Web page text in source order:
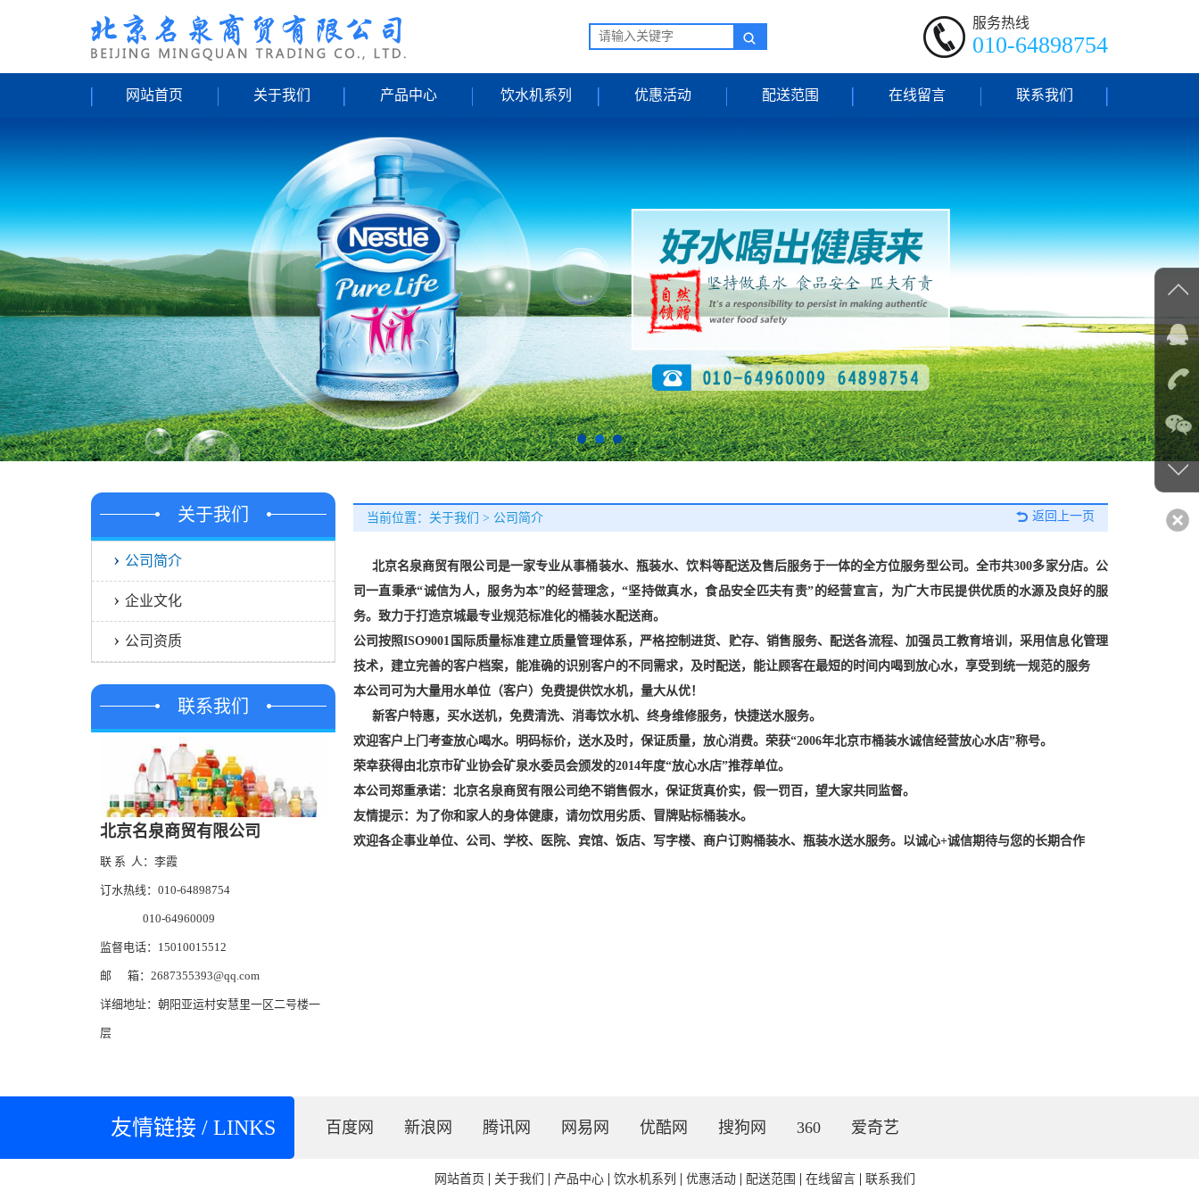
服务热线
010-64898754
网站首页 关于我们 产品中心 饮水机系列 优惠活动 配送范围 在线留言 联系我们
关于我们
公司简介
企业文化
公司资质
联系我们
北京名泉商贸有限公司
联 系 人：李霞
订水热线：010-64898754
010-64960009
监督电话：15010015512
邮 箱：2687355393@qq.com
详细地址：朝阳亚运村安慧里一区二号楼一
层
当前位置：关于我们 > 公司简介 返回上一页
北京名泉商贸有限公司是一家专业从事桶装水、瓶装水、饮料等配送及售后服务于一体的全方位服务型公司。 全市共300多家分店。公
司 一直秉承“诚信为人，服务为本”的经营理念，“坚持做真水，食品安全匹夫有责”的经营宣言，为广大市民提供优质的水源及良好的服
务。致力于打造京城最专业规范标准化的桶装水配送商。
公司按照ISO9001国际质量标准建立质量管理体系，严格控制进货、贮存、销售服务、配送各流程、加强员工教育培训，采用信息化管理
技术，建立完善的客户档案，能准确的识别客户的不同需求，及时配送，能让顾客在最短的时间内喝到放心水，享受到统一规范的服务
本公司可为大量用水单位（客户）免费提供饮水机，量大从优！
新客户特惠，买水送机，免费清洗、消毒饮水机、终身维修服务，快捷送水服务。
欢迎客户上门考查放心喝水。明码标价，送水及时，保证质量，放心消费。荣获“2006年北京市桶装水诚信经营放心水店”称号。
荣幸获得由北京市矿业协会矿泉水委员会颁发的2014年度“放心水店”推荐单位。
本公司郑重承诺：北京名泉商贸有限公司绝不销售假水，保证货真价实，假一罚百，望大家共同监督。
友情提示：为了你和家人的身体健康，请勿饮用劣质、冒牌贴标桶装水。
欢迎各企事业单位、公司、学校、医院、宾馆、饭店、写字楼、商户订购桶装水、瓶装水送水服务。以诚心+诚信期待与您的长期合作
友情链接 / LINKS 百度网 新浪网 腾讯网 网易网 优酷网 搜狗网 360 爱奇艺
网站首页 关于我们 产品中心 饮水机系列 优惠活动 配送范围 在线留言 联系我们